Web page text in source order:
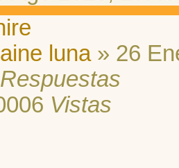
luna» 26
Respuestas
Vistas